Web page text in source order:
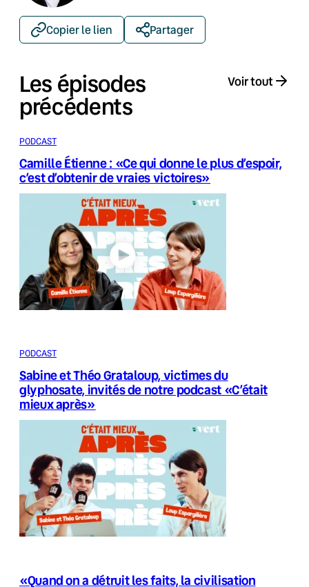
Copier le lien Partager
Les épisodes
précédents
Voir tout
PODCAST
Camille Étienne : «Ce qui donne le plus d’espoir,
c’est d’obtenir de vraies victoires»
PODCAST
Sabine et Théo Grataloup, victimes du
glyphosate, invités de notre podcast «C’était
mieux après»
«Quand on a détruit les faits, la civilisation